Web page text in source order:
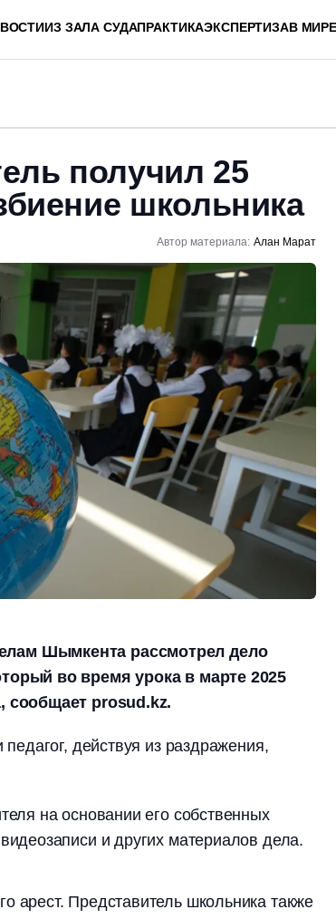
ИЗ ЗАЛА СУДАПРАКТИКАЭКСПЕРТИЗАВ МИРЕ
получил 25
школьника
Автор материала: Алан Марат
Шымкента рассмотрел дело
во время урока в марте 2025
сообщает prosud.kz.
действуя из раздражения,
на основании его собственных
и других материалов дела.
арест. Представитель школьника также